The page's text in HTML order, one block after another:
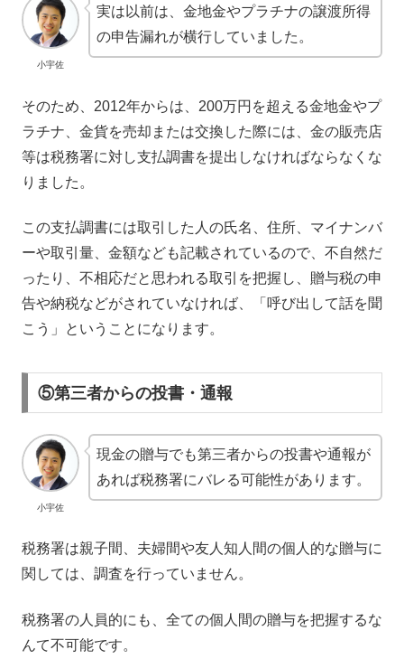
小宇佐
実は以前は、金地金やプラチナの譲渡所得
の申告漏れが横行していました。
そのため、2012年からは、200万円を超える金地金やプ
ラチナ、金貨を売却または交換した際には、金の販売店
等は税務署に対し支払調書を提出しなければならなくな
りました。
この支払調書には取引した人の氏名、住所、マイナンバ
ーや取引量、金額なども記載されているので、不自然だ
ったり、不相応だと思われる取引を把握し、贈与税の申
告や納税などがされていなければ、「呼び出して話を聞
こう」ということになります。
⑤第三者からの投書・通報
小宇佐
現金の贈与でも第三者からの投書や通報が
あれば税務署にバレる可能性があります。
税務署は親子間、夫婦間や友人知人間の個人的な贈与に
関しては、調査を行っていません。
税務署の人員的にも、全ての個人間の贈与を把握するな
んて不可能です。